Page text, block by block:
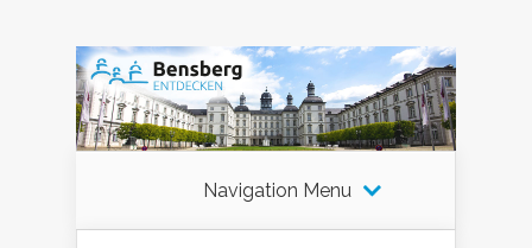
Navigation Menu